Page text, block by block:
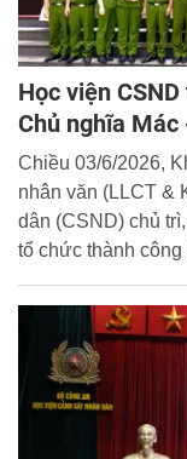
Học viện
Chủ nghĩa Mác
Chiều 03/6/2026,
nhân văn (LLCT &
dân (CSND) chủ
tổ chức thành công